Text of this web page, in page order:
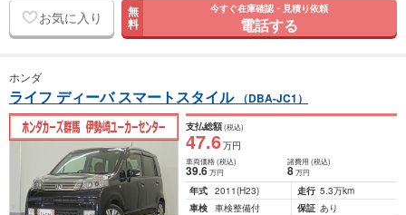
お気に入り 無
料
今すぐ在庫確認・見積り依頼
電話する
ホンダ
ライフ ディーバ スマートスタイル （DBA-JC1）
支払総額(税込)
47.6万円
車両価格(税込)
39.6万円
諸費用 (税込)
8 万円
年式 2011(H23) 走行 5.3万km
車検 車検整備付 保証 あり